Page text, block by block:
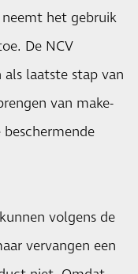
het gebruik
De NCV
als laatste stap van
van make-
volgens de
vervangen een